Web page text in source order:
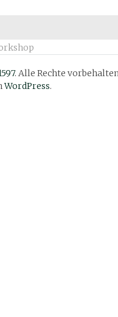
. Alle Rechte
WordPress.